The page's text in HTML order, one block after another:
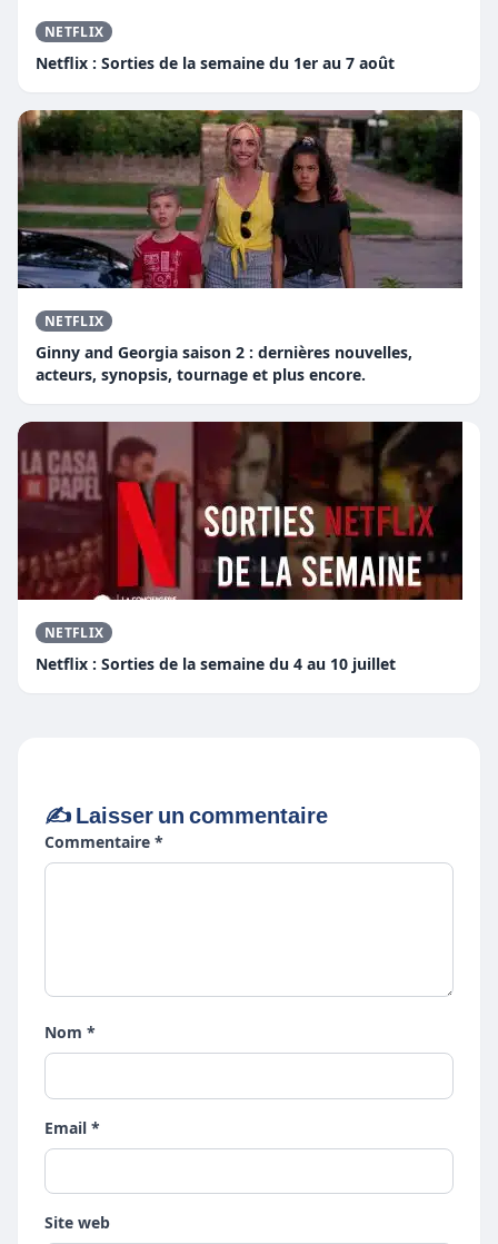
NETFLIX
Netflix : Sorties de la semaine du 1er au 7 août
NETFLIX
Ginny and Georgia saison 2 : dernières nouvelles,
acteurs, synopsis, tournage et plus encore.
NETFLIX
Netflix : Sorties de la semaine du 4 au 10 juillet
✍️ Laisser un commentaire
Commentaire *
Nom *
Email *
Site web